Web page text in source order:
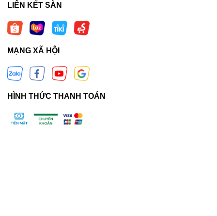
LIÊN KẾT SÀN
MẠNG XÃ HỘI
HÌNH THỨC THANH TOÁN